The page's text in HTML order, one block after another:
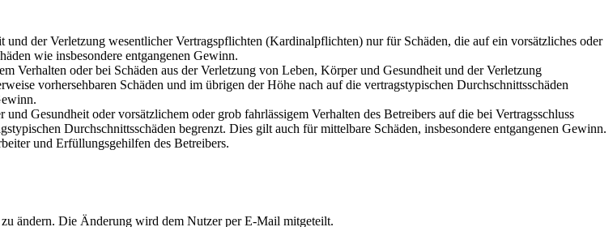
der Verletzung wesentlicher Vertragspflichten (Kardinalpflichten) nur für Schäden, die auf ein vorsätzliches oder
wie insbesondere entgangenen Gewinn.
Verhalten oder bei Schäden aus der Verletzung von Leben, Körper und Gesundheit und der Verletzung
vorhersehbaren Schäden und im übrigen der Höhe nach auf die vertragstypischen Durchschnittsschäden
Gesundheit oder vorsätzlichem oder grob fahrlässigem Verhalten des Betreibers auf die bei Vertragsschluss
Durchschnittsschäden begrenzt. Dies gilt auch für mittelbare Schäden, insbesondere entgangenen Gewinn.
und Erfüllungsgehilfen des Betreibers.
ändern. Die Änderung wird dem Nutzer per E-Mail mitgeteilt.